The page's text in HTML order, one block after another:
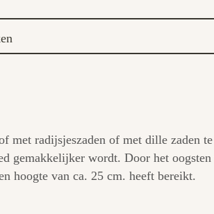
met radijsjeszaden of met dille zaden te
gemakkelijker wordt. Door het oogsten
hoogte van ca. 25 cm. heeft bereikt.